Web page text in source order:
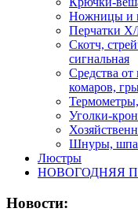
Ножницы и
Перчатки
Скотч,
сигнальная
Средства от
комаров,
Уголки-
Шнуры,
Люстры
НОВОГОДНЯЯ
Новости: